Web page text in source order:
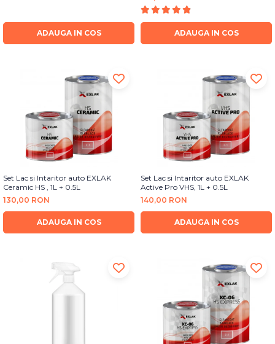
Discuri Abrazive
Role Abrazive
Scule si Echipamente
Pistoale Vopsitorie
Masini de Slefuit
Echipamente
Accesorii
Prosoape uscare
Aplicatoare
ADAUGA IN COS ADAUGA IN COS
Set Lac si Intaritor auto EXLAK
Ceramic HS , 1L + 0.5L
130,00 RON
ADAUGA IN COS
Set Lac si Intaritor auto EXLAK
Active Pro VHS, 1L + 0.5L
140,00 RON
ADAUGA IN COS